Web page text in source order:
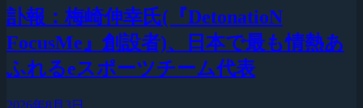
訃報：梅崎伸幸氏(『DetonatioN
FocusMe』創設者)、日本で最も情熱あ
ふれるeスポーツチーム代表